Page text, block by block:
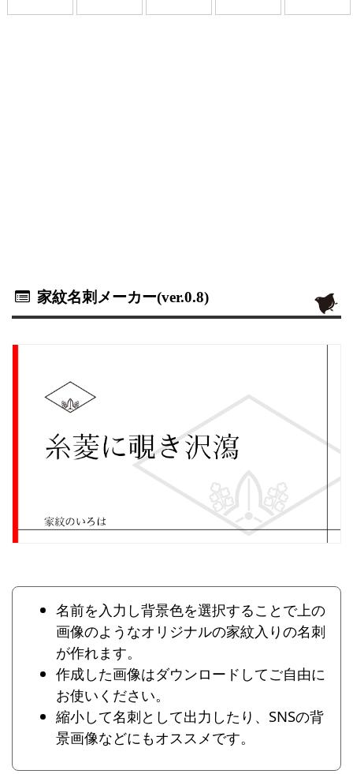
家紋名刺メーカー(ver.0.8)
名前を入力し背景色を選択することで上の
画像のようなオリジナルの家紋入りの名刺
が作れます。
作成した画像はダウンロードしてご自由に
お使いください。
縮小して名刺として出力したり、SNSの背
景画像などにもオススメです。